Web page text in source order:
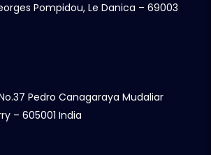
Pompidou, Le Danica – 69003
Pedro Canagaraya Mudaliar
– 605001 India